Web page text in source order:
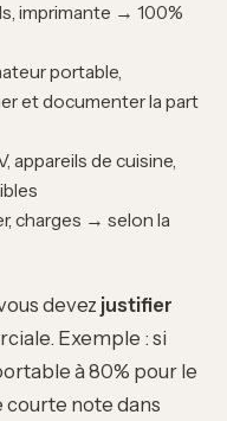
imprimante → 100%
portable,
et documenter la part
appareils de cuisine,
charges → selon la
devez justifier
Exemple : si
à 80% pour le
note dans